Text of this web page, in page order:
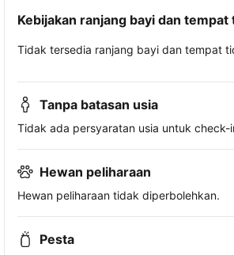
Kebijakan ranjang bayi dan
Tidak tersedia ranjang bayi dan tempat
Tanpa batasan usia
Tidak ada persyaratan usia untuk check-
Hewan peliharaan
Hewan peliharaan tidak diperbolehkan.
Pesta